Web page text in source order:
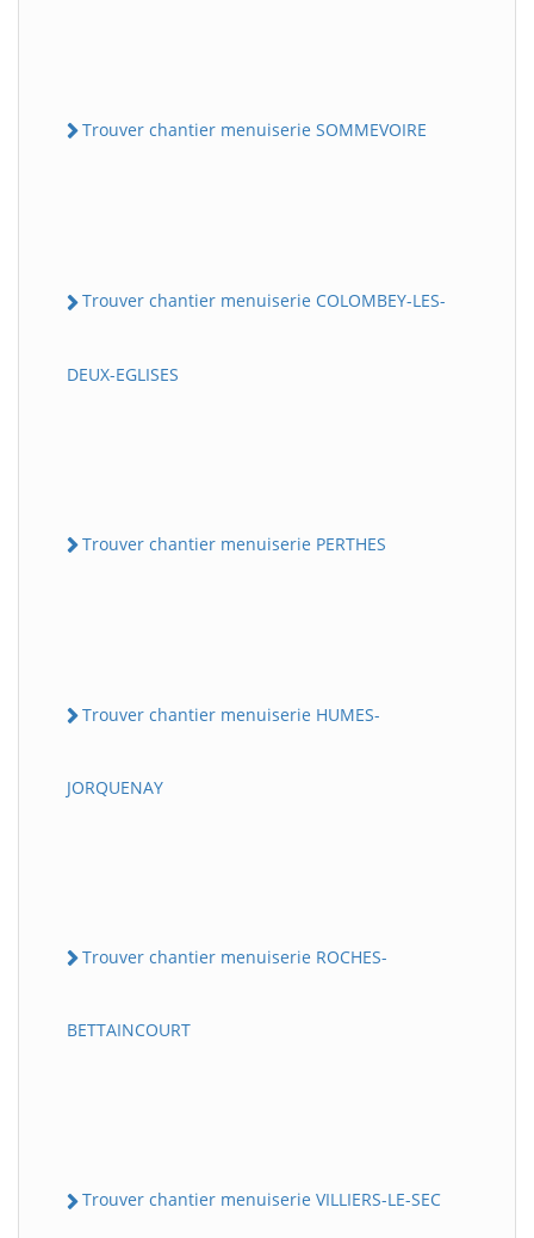
Trouver chantier menuiserie SOMMEVOIRE
Trouver chantier menuiserie COLOMBEY-LES-
DEUX-EGLISES
Trouver chantier menuiserie PERTHES
Trouver chantier menuiserie HUMES-
JORQUENAY
Trouver chantier menuiserie ROCHES-
BETTAINCOURT
Trouver chantier menuiserie VILLIERS-LE-SEC